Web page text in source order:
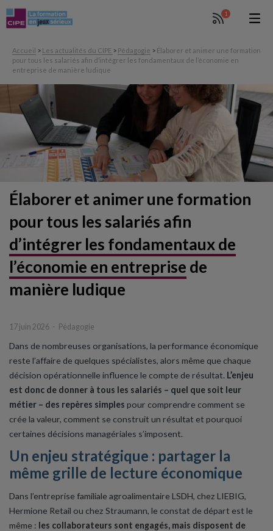
1
Accueil > Les actualités du CIPE > Pédagogie > Élaborer et animer une formation
pour tous les salariés afin d’intégrer les fondamentaux de l’économie en
entreprise de manière ludique
Élaborer et animer une formation
pour tous les salariés afin
d’intégrer les fondamentaux de
l’économie en entreprise de
manière ludique
17 juin 2026 Pédagogie
Dans de nombreuses organisations, la performance économique
reste l’affaire de quelques spécialistes, alors même que chaque
décision opérationnelle influence le compte de résultat. L’enjeu
est donc de donner à tous les salariés – quel que soit leur
métier – des repères simples pour comprendre comment se
crée la valeur, comment se construit un résultat et pourquoi
certaines décisions managériales s’imposent.
Un enjeu stratégique : partager la
même grille de lecture économique
Dans l’entreprise familiale agroalimentaire LSDH, chez LIEBIG,
Hermione Retail ou chez Straumann, le constat de départ est le
même : les collaborateurs sont engagés, mais disposent de